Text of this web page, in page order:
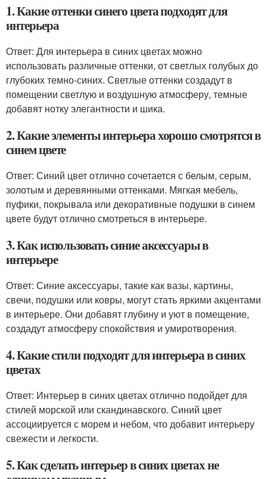
1. Какие оттенки синего цвета подходят для
интерьера
Ответ: Для интерьера в синих цветах можно
использовать различные оттенки, от светлых голубых до
глубоких темно-синих. Светлые оттенки создадут в
помещении светлую и воздушную атмосферу, темные
добавят нотку элегантности и шика.
2. Какие элементы интерьера хорошо смотрятся в
синем цвете
Ответ: Синий цвет отлично сочетается с белым, серым,
золотым и деревянными оттенками. Мягкая мебель,
пуфики, покрывала или декоративные подушки в синем
цвете будут отлично смотреться в интерьере.
3. Как использовать синие аксессуары в
интерьере
Ответ: Синие аксессуары, такие как вазы, картины,
свечи, подушки или ковры, могут стать яркими акцентами
в интерьере. Они добавят глубину и уют в помещение,
создадут атмосферу спокойствия и умиротворения.
4. Какие стили подходят для интерьера в синих
цветах
Ответ: Интерьер в синих цветах отлично подойдет для
стилей морской или скандинавского. Синий цвет
ассоциируется с морем и небом, что добавит интерьеру
свежести и легкости.
5. Как сделать интерьер в синих цветах не